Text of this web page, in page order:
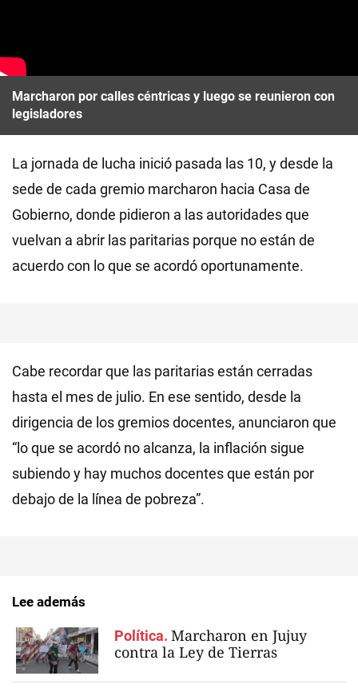
Marcharon por calles céntricas y luego se reunieron con
legisladores
La jornada de lucha inició pasada las 10, y desde la
sede de cada gremio marcharon hacia Casa de
Gobierno, donde pidieron a las autoridades que
vuelvan a abrir las paritarias porque no están de
acuerdo con lo que se acordó oportunamente.
Cabe recordar que las paritarias están cerradas
hasta el mes de julio. En ese sentido, desde la
dirigencia de los gremios docentes, anunciaron que
“lo que se acordó no alcanza, la inflación sigue
subiendo y hay muchos docentes que están por
debajo de la línea de pobreza”.
Lee además
Política. Marcharon en Jujuy
contra la Ley de Tierras